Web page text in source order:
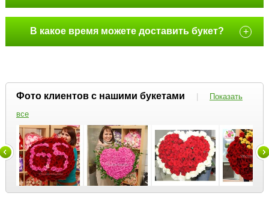
В какое время можете доставить букет? +
Фото клиентов с нашими букетами |
Показать
все